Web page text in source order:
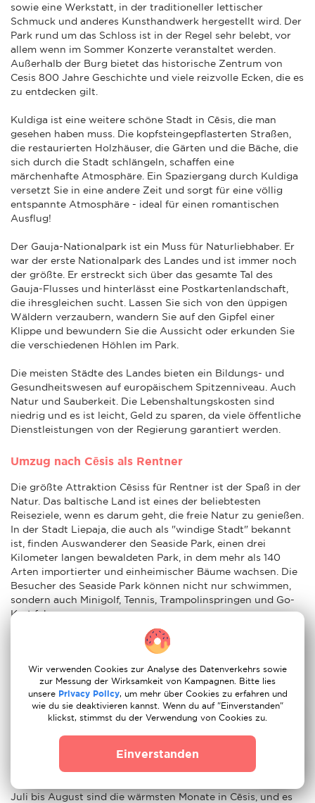
sowie eine Werkstatt, in der traditioneller lettischer
Schmuck und anderes Kunsthandwerk hergestellt wird. Der
Park rund um das Schloss ist in der Regel sehr belebt, vor
allem wenn im Sommer Konzerte veranstaltet werden.
Außerhalb der Burg bietet das historische Zentrum von
Cesis 800 Jahre Geschichte und viele reizvolle Ecken, die es
zu entdecken gilt.
Kuldiga ist eine weitere schöne Stadt in Cēsis, die man
gesehen haben muss. Die kopfsteingepflasterten Straßen,
die restaurierten Holzhäuser, die Gärten und die Bäche, die
sich durch die Stadt schlängeln, schaffen eine
märchenhafte Atmosphäre. Ein Spaziergang durch Kuldiga
versetzt Sie in eine andere Zeit und sorgt für eine völlig
entspannte Atmosphäre - ideal für einen romantischen
Ausflug!
Der Gauja-Nationalpark ist ein Muss für Naturliebhaber. Er
war der erste Nationalpark des Landes und ist immer noch
der größte. Er erstreckt sich über das gesamte Tal des
Gauja-Flusses und hinterlässt eine Postkartenlandschaft,
die ihresgleichen sucht. Lassen Sie sich von den üppigen
Wäldern verzaubern, wandern Sie auf den Gipfel einer
Klippe und bewundern Sie die Aussicht oder erkunden Sie
die verschiedenen Höhlen im Park.
Die meisten Städte des Landes bieten ein Bildungs- und
Gesundheitswesen auf europäischem Spitzenniveau. Auch
Natur und Sauberkeit. Die Lebenshaltungskosten sind
niedrig und es ist leicht, Geld zu sparen, da viele öffentliche
Dienstleistungen von der Regierung garantiert werden.
Umzug nach Cēsis als Rentner
Die größte Attraktion Cēsiss für Rentner ist der Spaß in der
Natur. Das baltische Land ist eines der beliebtesten
Reiseziele, wenn es darum geht, die freie Natur zu genießen.
In der Stadt Liepaja, die auch als "windige Stadt" bekannt
ist, finden Auswanderer den Seaside Park, einen drei
Kilometer langen bewaldeten Park, in dem mehr als 140
Arten importierter und einheimischer Bäume wachsen. Die
Besucher des Seaside Park können nicht nur schwimmen,
sondern auch Minigolf, Tennis, Trampolinspringen und Go-
Kart fahren.
Auch Jūrmala ist berühmt. Einst war es der
prestigeträchtigste Kur- und Badeort im ehemaligen
Russischen Reich. Und obwohl das Fieber nach Heilwasser
heute der Vergangenheit angehört, ist es immer noch ein
beliebter Ort, um eine Vielzahl einzigartiger Behandlungen
zu genießen, darunter auch Schokoladenbäder. Auch wenn
sich die Reise von der lettischen Hauptstadt aus, um die
schönen Holzvillen zu bewundern und den Glanz der
Neureichen zu sehen.
Juli bis August sind die wärmsten Monate in Cēsis, und es
Wir verwenden Cookies zur Analyse des Datenverkehrs sowie
zur Messung der Wirksamkeit von Kampagnen. Bitte lies
unsere Privacy Policy, um mehr über Cookies zu erfahren und
wie du sie deaktivieren kannst. Wenn du auf "Einverstanden"
klickst, stimmst du der Verwendung von Cookies zu.
Einverstanden